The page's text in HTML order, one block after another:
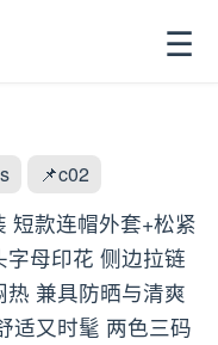
☰
📌c02
短款连帽外套+松紧
母印花 侧边拉链
兼具防晒与清爽
适又时髦 两色三码